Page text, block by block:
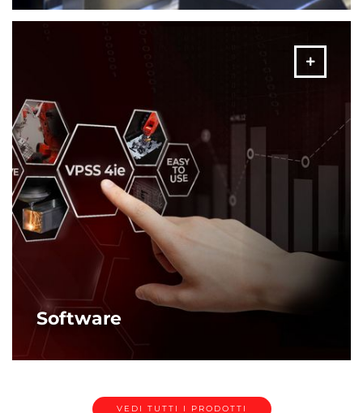
spazia dalle piegatrici stand alone alle più complesse celle
robotizzate.
Software
il software AMADA
VEDI TUTTI I PRODOTTI